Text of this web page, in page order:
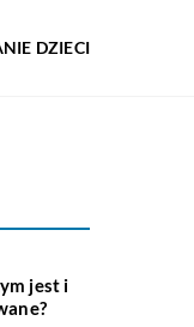
DZIECI
jest i